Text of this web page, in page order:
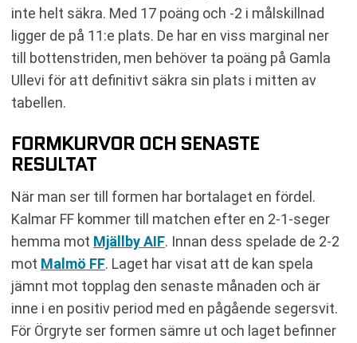
inte helt säkra. Med 17 poäng och -2 i målskillnad
ligger de på 11:e plats. De har en viss marginal ner
till bottenstriden, men behöver ta poäng på Gamla
Ullevi för att definitivt säkra sin plats i mitten av
tabellen.
FORMKURVOR OCH SENASTE
RESULTAT
När man ser till formen har bortalaget en fördel.
Kalmar FF kommer till matchen efter en 2-1-seger
hemma mot Mjällby AIF. Innan dess spelade de 2-2
mot Malmö FF. Laget har visat att de kan spela
jämnt mot topplag den senaste månaden och är
inne i en positiv period med en pågående segersvit.
För Örgryte ser formen sämre ut och laget befinner